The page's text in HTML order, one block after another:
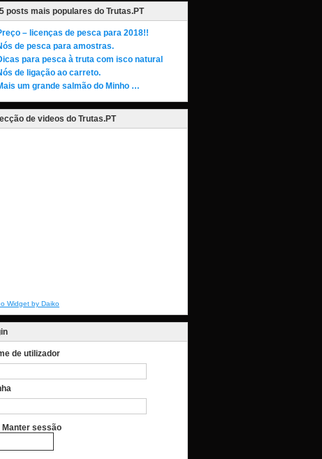
posts mais populares do Trutas.PT
– licenças de pesca para 2018!!
de pesca para amostras.
para pesca à truta com isco natural
de ligação ao carreto.
um grande salmão do Minho …
de videos do Trutas.PT
Widget by Daiko
de utilizador
Manter sessão